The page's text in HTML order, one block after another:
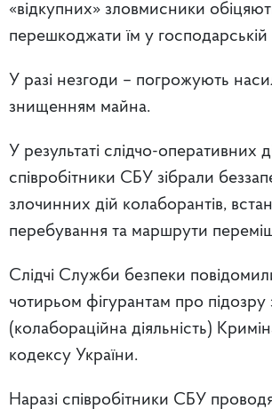
«відкупних» зловмисники
перешкоджати їм у господарській
У разі незгоди – погрожують
знищенням майна.
У результаті слідчо-оперативних
співробітники СБУ зібрали
злочинних дій колаборантів,
перебування та маршрути
Слідчі Служби безпеки
чотирьом фігурантам про підозру
(колабораційна діяльність)
кодексу України.
Наразі співробітники СБУ